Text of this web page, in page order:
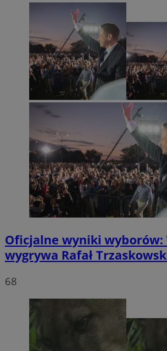
Oficjalne wyniki wyborów:
wygrywa Rafał
68